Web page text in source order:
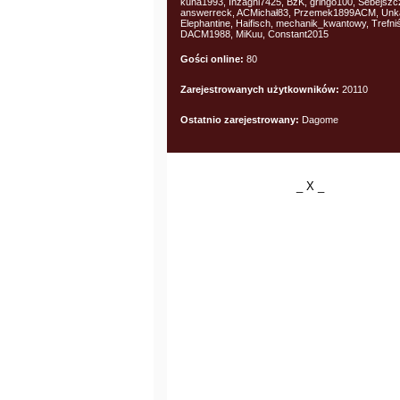
answerreck, ACMichał83, Przemek1899ACM,
Elephantine, Haifisch, mechanik_kwantowy, Trefniś,
DACM1988, MiKuu, Constant2015
Gości online: 80
Zarejestrowanych użytkowników: 20110
Ostatnio zarejestrowany: Dagome
_ X _